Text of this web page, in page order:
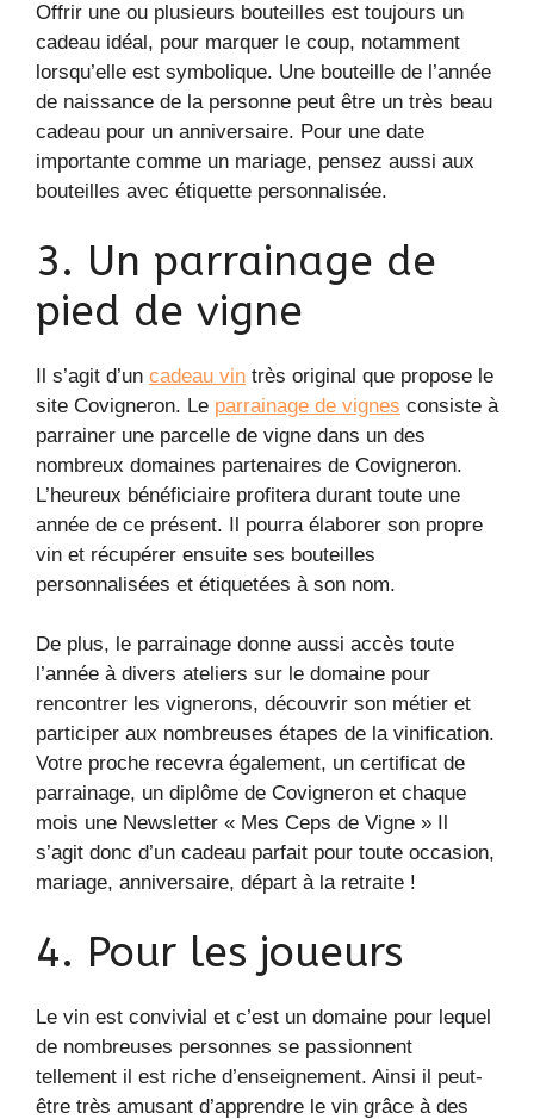
Offrir une ou plusieurs bouteilles est toujours un
cadeau idéal, pour marquer le coup, notamment
lorsqu’elle est symbolique. Une bouteille de l’année
de naissance de la personne peut être un très beau
cadeau pour un anniversaire. Pour une date
importante comme un mariage, pensez aussi aux
bouteilles avec étiquette personnalisée.
3. Un parrainage de
pied de vigne
Il s’agit d’un cadeau vin très original que propose le
site Covigneron. Le parrainage de vignes consiste à
parrainer une parcelle de vigne dans un des
nombreux domaines partenaires de Covigneron.
L’heureux bénéficiaire profitera durant toute une
année de ce présent. Il pourra élaborer son propre
vin et récupérer ensuite ses bouteilles
personnalisées et étiquetées à son nom.
De plus, le parrainage donne aussi accès toute
l’année à divers ateliers sur le domaine pour
rencontrer les vignerons, découvrir son métier et
participer aux nombreuses étapes de la vinification.
Votre proche recevra également, un certificat de
parrainage, un diplôme de Covigneron et chaque
mois une Newsletter « Mes Ceps de Vigne » Il
s’agit donc d’un cadeau parfait pour toute occasion,
mariage, anniversaire, départ à la retraite !
4. Pour les joueurs
Le vin est convivial et c’est un domaine pour lequel
de nombreuses personnes se passionnent
tellement il est riche d’enseignement. Ainsi il peut-
être très amusant d’apprendre le vin grâce à des